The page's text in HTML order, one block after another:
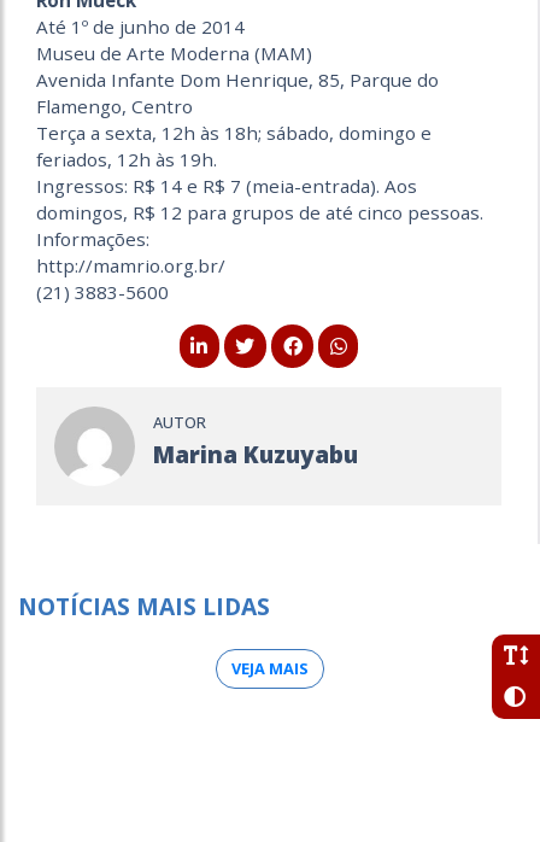
Até 1º de junho de 2014
Museu de Arte Moderna (MAM)
Avenida Infante Dom Henrique, 85, Parque do
Flamengo, Centro
Terça a sexta, 12h às 18h; sábado, domingo e
feriados, 12h às 19h.
Ingressos: R$ 14 e R$ 7 (meia-entrada). Aos
domingos, R$ 12 para grupos de até cinco pessoas.
Informações:
http://mamrio.org.br/
(21) 3883-5600
AUTOR
Marina Kuzuyabu
NOTÍCIAS MAIS LIDAS
VEJA MAIS